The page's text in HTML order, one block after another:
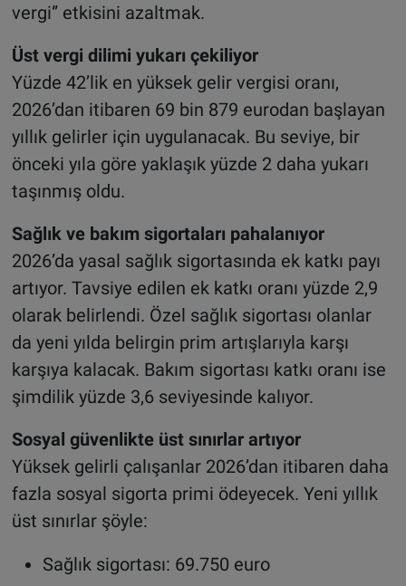
vergi” etkisini azaltmak.
Üst vergi dilimi yukarı çekiliyor
Yüzde 42’lik en yüksek gelir vergisi oranı,
2026’dan itibaren 69 bin 879 eurodan başlayan
yıllık gelirler için uygulanacak. Bu seviye, bir
önceki yıla göre yaklaşık yüzde 2 daha yukarı
taşınmış oldu.
Sağlık ve bakım sigortaları pahalanıyor
2026’da yasal sağlık sigortasında ek katkı payı
artıyor. Tavsiye edilen ek katkı oranı yüzde 2,9
olarak belirlendi. Özel sağlık sigortası olanlar
da yeni yılda belirgin prim artışlarıyla karşı
karşıya kalacak. Bakım sigortası katkı oranı ise
şimdilik yüzde 3,6 seviyesinde kalıyor.
Sosyal güvenlikte üst sınırlar artıyor
Yüksek gelirli çalışanlar 2026’dan itibaren daha
fazla sosyal sigorta primi ödeyecek. Yeni yıllık
üst sınırlar şöyle:
Sağlık sigortası: 69.750 euro